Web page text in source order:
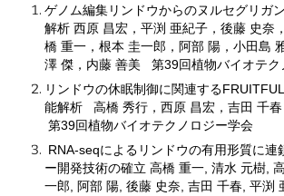
ゲノム編集リンドウからのヌルセグリガ
解析西原 昌宏，平渕 亜紀子，後藤 史奈
橋 重一，根本 圭一郎，阿部 陽，小田島
澤 傑，内藤 善美 第39回植物バイオテク
リンドウの休眠制御に関連する
能解析高橋 秀行，西原 昌宏，吉田 千
第39回植物バイオテクノロジー学会
RNA-seqによるリンドウの有用形質に連
ー開発技術の確立高橋 重一, 清水 元樹,
一郎, 阿部 陽, 後藤 史奈, 吉田 千春, 平渕